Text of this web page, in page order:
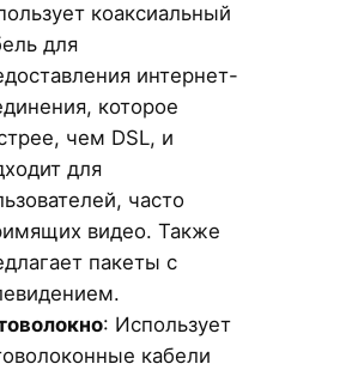
коаксиальный
для
интернет-
которое
чем DSL, и
для
часто
видео. Также
пакеты с
: Использует
кабели